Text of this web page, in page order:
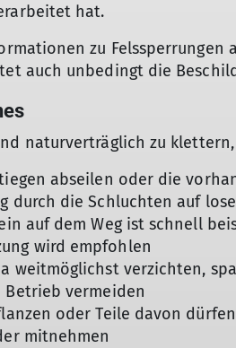
hat.
zu Felssperrungen
auch unbedingt die
naturverträglich zu
abseilen oder die
durch die Schluchten auf
auf dem Weg ist schnell
wird empfohlen
weitmöglichst verzichten,
Betrieb vermeiden
oder Teile davon
mitnehmen